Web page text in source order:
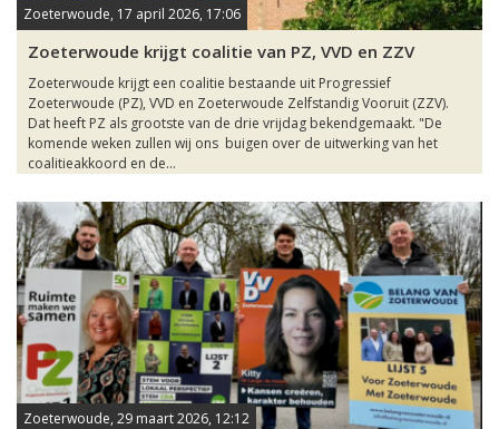
Zoeterwoude, 17 april 2026, 17:06
Zoeterwoude krijgt coalitie van PZ, VVD en ZZV
Zoeterwoude krijgt een coalitie bestaande uit Progressief
Zoeterwoude (PZ), VVD en Zoeterwoude Zelfstandig Vooruit (ZZV).
Dat heeft PZ als grootste van de drie vrijdag bekendgemaakt. "De
komende weken zullen wij ons buigen over de uitwerking van het
coalitieakkoord en de...
Zoeterwoude, 29 maart 2026, 12:12